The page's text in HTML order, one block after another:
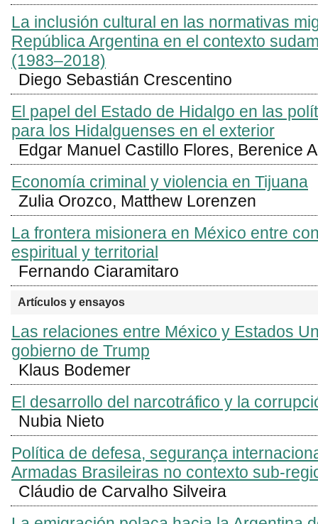
La inclusión cultural en las normativas
República Argentina en el contexto
(1983–2018)
Diego Sebastián Crescentino
El papel del Estado de Hidalgo en las
para los Hidalguenses en el exterior
Edgar Manuel Castillo Flores, Berenice
Economía criminal y violencia en Tijuana
Zulia Orozco, Matthew Lorenzen
La frontera misionera en México entre
espiritual y territorial
Fernando Ciaramitaro
Artículos y ensayos
Las relaciones entre México y Estados
gobierno de Trump
Klaus Bodemer
El desarrollo del narcotráfico y la
Nubia Nieto
Política de defesa, segurança
Armadas Brasileiras no contexto sub-
Cláudio de Carvalho Silveira